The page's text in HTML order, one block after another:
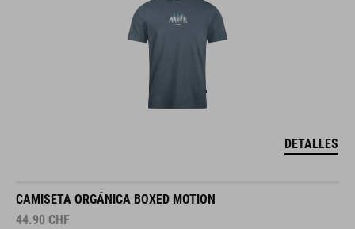
DETALLES
CAMISETA ORGÁNICA BOXED MOTION
44.90 CHF